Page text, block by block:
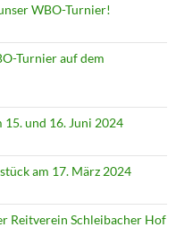
WBO-Turnier!
Turnier auf dem
und 16. Juni 2024
am 17. März 2024
Reitverein Schleibacher Hof